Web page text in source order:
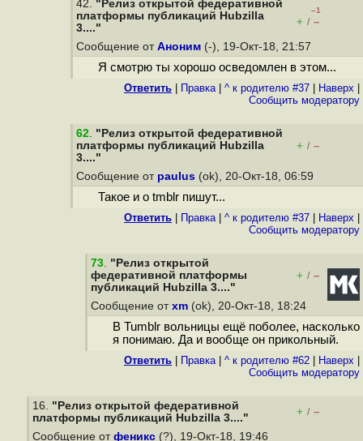
42. "Релиз открытой федеративной
платформы публикаций Hubzilla
3...."
–1
+ / –
Сообщение от Аноним (-), 19-Окт-18, 21:57
Я смотрю ты хорошо осведомлен в этом...
Ответить Правка| ^ к родителю #37 Наверх
Cообщить модератору
62. "Релиз открытой федеративной
платформы публикаций Hubzilla
3...."
+ / –
Сообщение от paulus (ok), 20-Окт-18, 06:59
Такое и о tmblr пишут...
Ответить Правка| ^ к родителю #37 Наверх
Cообщить модератору
73. "Релиз открытой
федеративной платформы
публикаций Hubzilla 3...."
+ / –
Сообщение от xm (ok), 20-Окт-18, 18:24
В Tumblr вольницы ещё поболее, насколько
я понимаю. Да и вообще он прикольный.
Ответить Правка| ^ к родителю #62 Наверх
Cообщить модератору
16. "Релиз открытой федеративной
платформы публикаций Hubzilla 3...."
+ / –
Сообщение от феникс (?), 19-Окт-18, 19:46